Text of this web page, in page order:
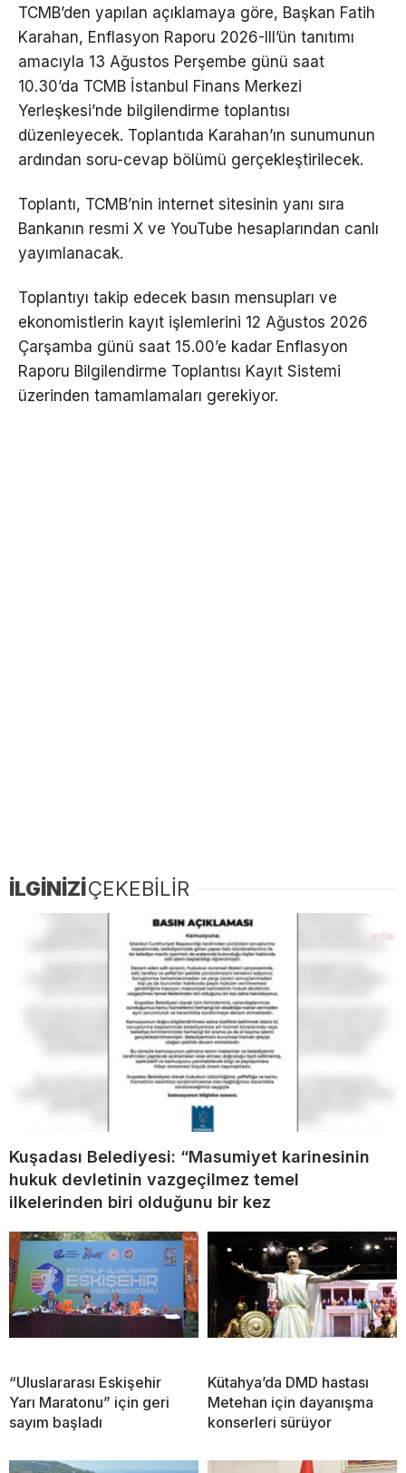
TCMB’den yapılan açıklamaya göre, Başkan Fatih
Karahan, Enflasyon Raporu 2026-III’ün tanıtımı
amacıyla 13 Ağustos Perşembe günü saat
10.30’da TCMB İstanbul Finans Merkezi
Yerleşkesi’nde bilgilendirme toplantısı
düzenleyecek. Toplantıda Karahan’ın sunumunun
ardından soru-cevap bölümü gerçekleştirilecek.
Toplantı, TCMB’nin internet sitesinin yanı sıra
Bankanın resmi X ve YouTube hesaplarından canlı
yayımlanacak.
Toplantıyı takip edecek basın mensupları ve
ekonomistlerin kayıt işlemlerini 12 Ağustos 2026
Çarşamba günü saat 15.00’e kadar Enflasyon
Raporu Bilgilendirme Toplantısı Kayıt Sistemi
üzerinden tamamlamaları gerekiyor.
İLGİNİZİÇEKEBİLİR
Kuşadası Belediyesi: “Masumiyet karinesinin
hukuk devletinin vazgeçilmez temel
ilkelerinden biri olduğunu bir kez
“Uluslararası Eskişehir
Yarı Maratonu” için geri
sayım başladı
Kütahya’da DMD hastası
Metehan için dayanışma
konserleri sürüyor